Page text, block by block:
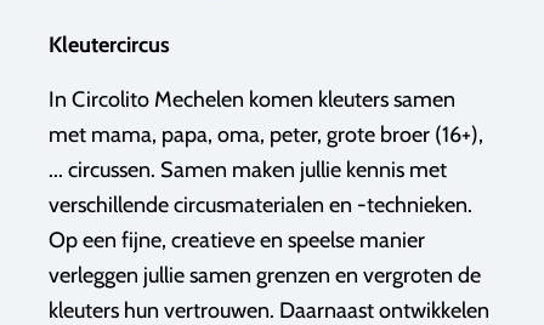
Kleutercircus
In Circolito Mechelen komen kleuters samen
met mama, papa, oma, peter, grote broer (16+),
... circussen. Samen maken jullie kennis met
verschillende circusmaterialen en -technieken.
Op een fijne, creatieve en speelse manier
verleggen jullie samen grenzen en vergroten de
kleuters hun vertrouwen. Daarnaast ontwikkelen